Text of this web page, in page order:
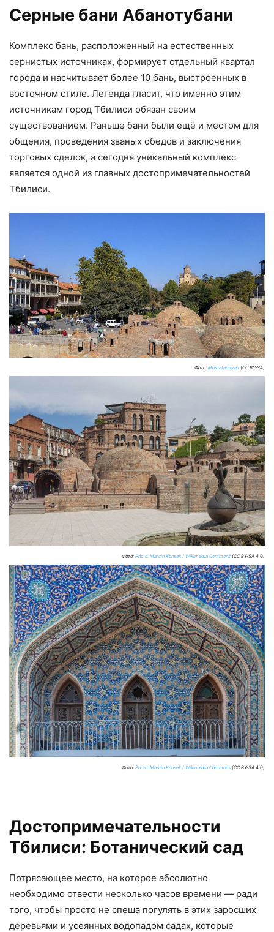
Серные бани Абанотубани
Комплекс бань, расположенный на естественных
сернистых источниках, формирует отдельный квартал
города и насчитывает более 10 бань, выстроенных в
восточном стиле. Легенда гласит, что именно этим
источникам город Тбилиси обязан своим
существованием. Раньше бани были ещё и местом для
общения, проведения званых обедов и заключения
торговых сделок, а сегодня уникальный комплекс
является одной из главных достопримечательностей
Тбилиси.
Фото: Mostafameraji (CC BY-SA)
Фото: Photo: Marcin Konsek / Wikimedia Commons (CC BY-SA 4.0)
Фото: Photo: Marcin Konsek / Wikimedia Commons (CC BY-SA 4.0)
Достопримечательности
Тбилиси: Ботанический сад
Потрясающее место, на которое абсолютно
необходимо отвести несколько часов времени — ради
того, чтобы просто не спеша погулять в этих заросших
деревьями и усеянных водопадом садах, которые